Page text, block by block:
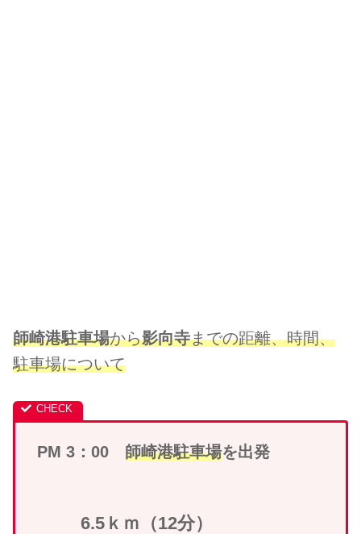
師崎港駐車場から影向寺までの距離、時間、
駐車場について
PM 3：00 師崎港駐車場を出発
6.5ｋｍ（12分）